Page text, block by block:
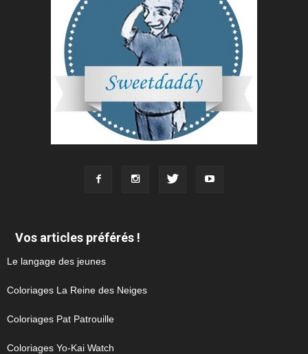
Vos articles préférés !
Le langage des jeunes
Coloriages La Reine des Neiges
Coloriages Pat Patrouille
Coloriages Yo-Kai Watch